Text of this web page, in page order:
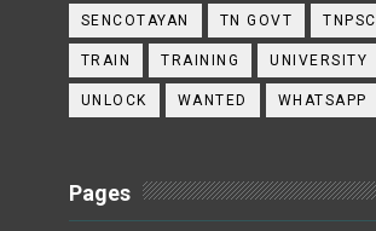
SENCOTAYAN TN GOVT TNPSC
TRAIN TRAINING UNIVERSITY
UNLOCK WANTED WHATSAPP
Pages